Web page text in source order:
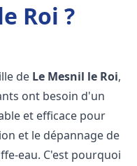
Roi ?
de Le Mesnil le Roi,
ont besoin d'un
et efficace pour
et le dépannage de
eau. C'est pourquoi